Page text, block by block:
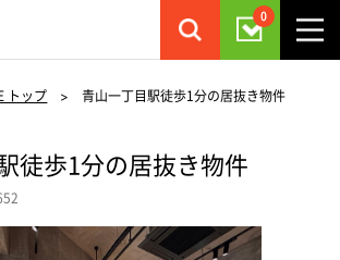
0
トップ >青山一丁目駅徒歩1分の居抜き物件
徒歩1分の居抜き物件